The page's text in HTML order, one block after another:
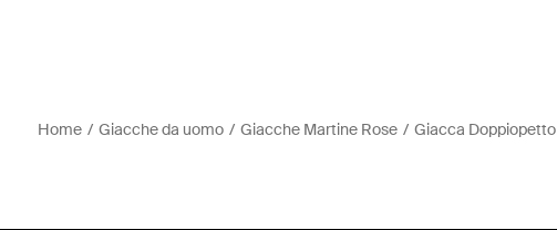
Home Giacche da uomo Giacche Martine Rose Giacca Doppiopetto